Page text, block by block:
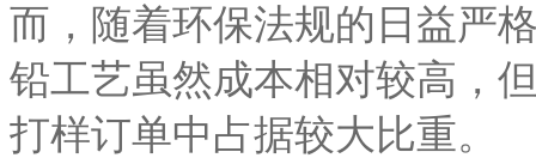
而，随着环保法规的日益严
铅工艺虽然成本相对较高，
打样订单中占据较大比重。